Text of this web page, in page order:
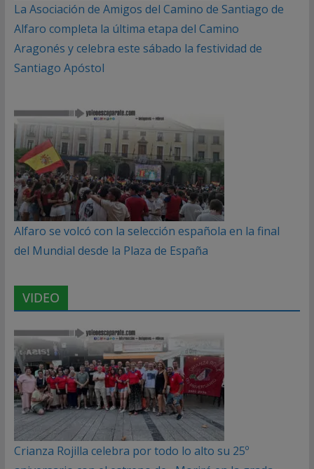
La Asociación de Amigos del Camino de Santiago de
Alfaro completa la última etapa del Camino
Aragonés y celebra este sábado la festividad de
Santiago Apóstol
Alfaro se volcó con la selección española en la final
del Mundial desde la Plaza de España
VIDEO
Crianza Rojilla celebra por todo lo alto su 25º